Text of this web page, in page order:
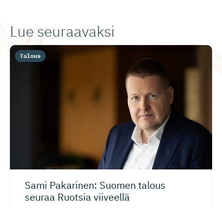
Lue seuraavaksi
Sami Pakarinen: Suomen talous
seuraa Ruotsia viiveellä
Talous